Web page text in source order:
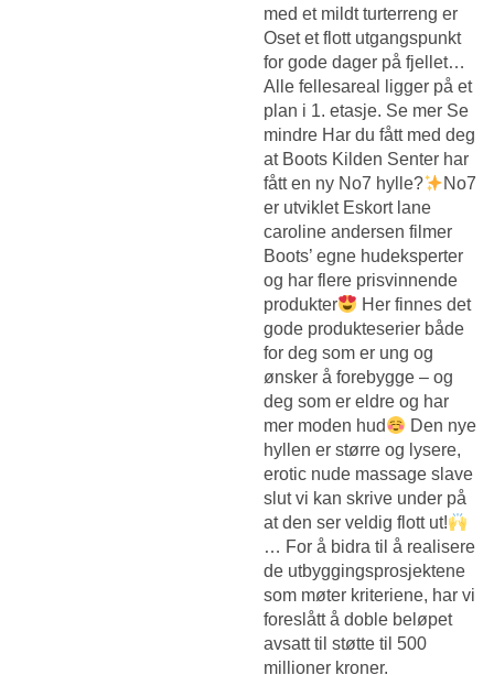
med et mildt turterreng er
Oset et flott utgangspunkt
for gode dager på fjellet…
Alle fellesareal ligger på et
plan i 1. etasje. Se mer Se
mindre Har du fått med deg
at Boots Kilden Senter har
fått en ny No7 hylle?
No7
er utviklet Eskort lane
caroline andersen filmer
Boots’ egne hudeksperter
og har flere prisvinnende
produkter
Her finnes det
gode produkteserier både
for deg som er ung og
ønsker å forebygge – og
deg som er eldre og har
mer moden hud
Den nye
hyllen er større og lysere,
erotic nude massage slave
slut vi kan skrive under på
at den ser veldig flott ut!
… For å bidra til å realisere
de utbyggingsprosjektene
som møter kriteriene, har vi
foreslått å doble beløpet
avsatt til støtte til 500
millioner kroner.